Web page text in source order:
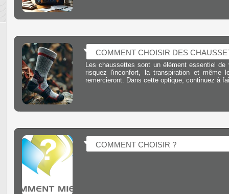
COMMENT CHOISIR DES
Les chaussettes sont un élément essentiel
risquez l'inconfort, la transpiration et même
remercieront. Dans cette optique, continuez à
COMMENT CHOISIR ?